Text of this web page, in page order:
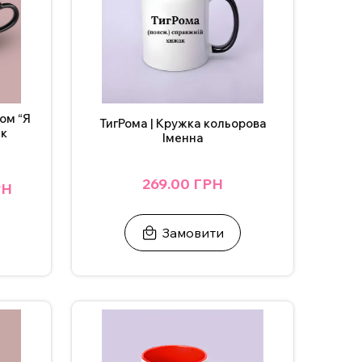
“Я
ТигРома | Кружка кольорова
Іменна
269.00 ГРН
Замовити